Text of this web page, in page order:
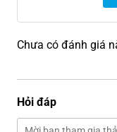
Chưa có đánh giá
Hỏi đáp